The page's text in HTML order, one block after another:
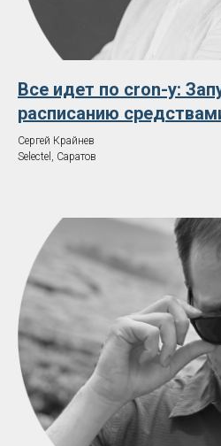
Все идет по cron-y:
расписанию
Сергей Крайнев
Selectel, Саратов